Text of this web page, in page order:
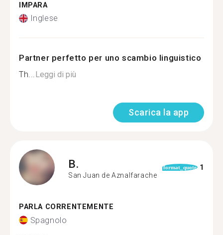
IMPARA
Inglese
Partner perfetto per uno scambio linguistico
Th...Leggi di più
Scarica la app
B.
San Juan de Aznalfarache
format_quote 1
PARLA CORRENTEMENTE
Spagnolo